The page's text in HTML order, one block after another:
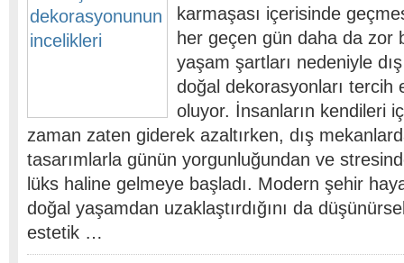
karmaşası içerisinde
her geçen gün daha da zor
yaşam şartları nedeniyle
doğal dekorasyonları tercih
oluyor. İnsanların kendileri
zaman zaten giderek azaltırken, dış
tasarımlarla günün yorgunluğundan ve
lüks haline gelmeye başladı. Modern şehir
doğal yaşamdan uzaklaştırdığını da
estetik …